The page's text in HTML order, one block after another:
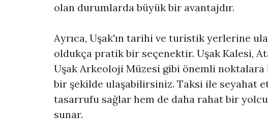
olan durumlarda büyük bir avantajdır.
Ayrıca, Uşak'ın tarihi ve turistik yerlerine
oldukça pratik bir seçenektir. Uşak Kalesi,
Uşak Arkeoloji Müzesi gibi önemli noktalara
bir şekilde ulaşabilirsiniz. Taksi ile seyahat
tasarrufu sağlar hem de daha rahat bir
sunar.